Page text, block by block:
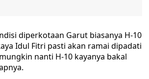
diperkotaan Garut biasanya H-10
Idul Fitri pasti akan ramai dipadati
nanti H-10 kayanya bakal